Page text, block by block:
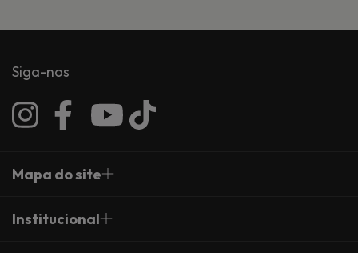
Siga-nos
Mapa do site
Institucional